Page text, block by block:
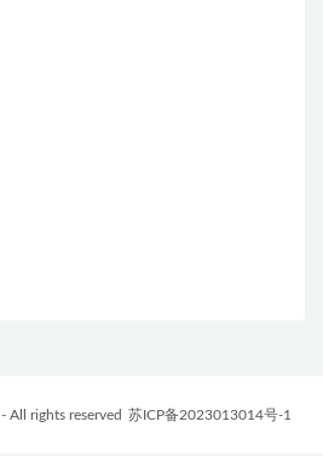
- All rights reserved 苏ICP备2023013014号-1